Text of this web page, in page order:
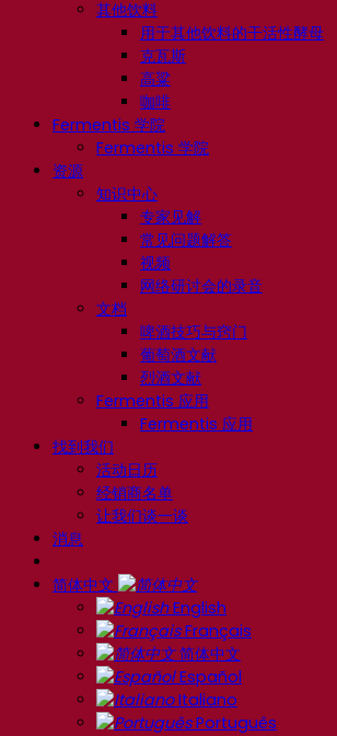
其他饮料
用于其他饮料的干活性酵母
克瓦斯
高粱
咖啡
Fermentis 学院
Fermentis 学院
资源
知识中心
专家见解
常见问题解答
视频
网络研讨会的录音
文档
啤酒技巧与窍门
葡萄酒文献
烈酒文献
Fermentis 应用
Fermentis 应用
找到我们
活动日历
经销商名单
让我们谈一谈
消息
简体中文
English
Français
简体中文
Español
Italiano
Português